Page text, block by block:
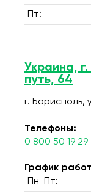
Пт:
Украина,
путь, 64
г. Борисполь,
Телефоны:
0 800 50 19 29
График
Пн-Пт: